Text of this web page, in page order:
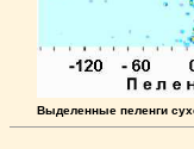
Выделенные пеленги